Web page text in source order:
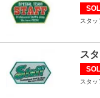
スタッ
ス
スタッ